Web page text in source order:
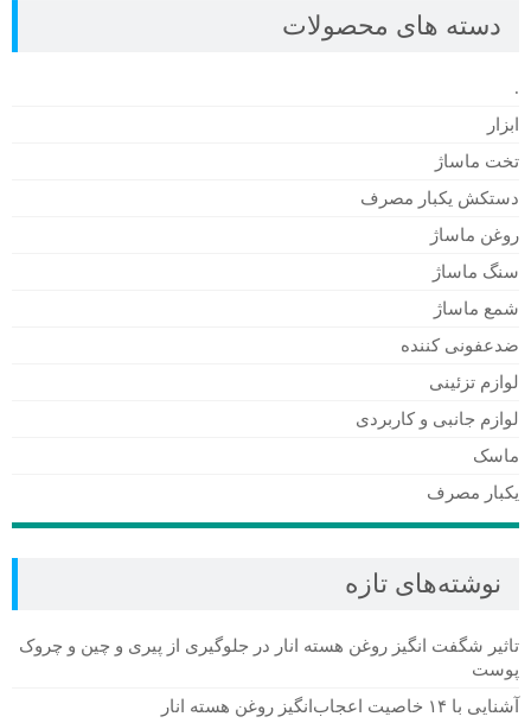
دسته های محصولات
.
ابزار
تخت ماساژ
دستکش یکبار مصرف
روغن ماساژ
سنگ ماساژ
شمع ماساژ
ضدعفونی کننده
لوازم تزئینی
لوازم جانبی و کاربردی
ماسک
یکبار مصرف
نوشته‌های تازه
تاثیر شگفت انگیز روغن هسته انار در جلوگیری از پیری و چین و چروک
پوست
آشنایی با ۱۴ خاصیت اعجاب‌انگیز روغن هسته انار